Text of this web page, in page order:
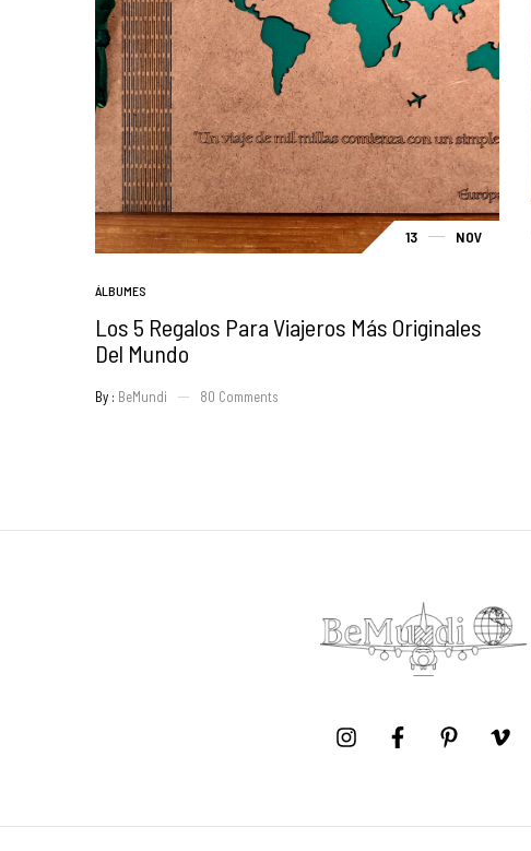
13 NOV
ÁLBUMES
Los 5 Regalos Para Viajeros Más Originales
Del Mundo
By : BeMundi 80 Comments